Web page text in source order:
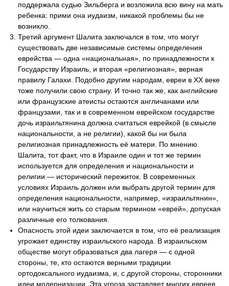
поддержала судью Зильберга и возложила всю вину на мать
ребенка: прими она иудаизм, никакой проблемы бы не
возникло.
Третий аргумент Шалита заключался в том, что могут
существовать две независимые системы определения
еврейства — одна «национальная», по принадлежности к
Государству Израиль, и вторая «религиозная», верная
правилу Галахи. Подобно другим народам, евреи в XX веке
тоже получили свою страну. И точно так же, как английские
или французские атеисты остаются англичанами или
французами, так и в современном еврейском государстве
дочь израильтянина должна считаться еврейкой (в смысле
национальности, а не религии), какой бы ни была
религиозная принадлежность её матери. По мнению
Шалита, тот факт, что в Израиле один и тот же термин
используется для определения и национальности и
религии — исторический пережиток. В современных
условиях Израиль должен или выбрать другой термин для
определения национальности, например, «израильтянин»,
или научиться жить со старым термином «еврей», допуская
различные его толкования.
Опасность этой идеи заключается в том, что её реализация
угрожает единству израильского народа. В израильском
обществе могут образоваться два лагеря — с одной
стороны, те, кто остаются верными традиции
ортодоксального иудаизма, и, с другой стороны, сторонники
идеи модернизации. Эта угроза заставляет многих евреев